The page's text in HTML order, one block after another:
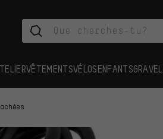
VÊTEMENTSVÉLOSENFANTSGRAVEL